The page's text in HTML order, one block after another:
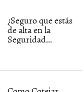
¿Seguro que estás
de alta en la
Seguridad...